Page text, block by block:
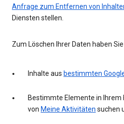
Anfrage zum Entfernen von
Diensten stellen.
Zum Löschen Ihrer Daten haben
Inhalte aus bestimmten
Bestimmte Elemente in
von Meine Aktivitäten suchen